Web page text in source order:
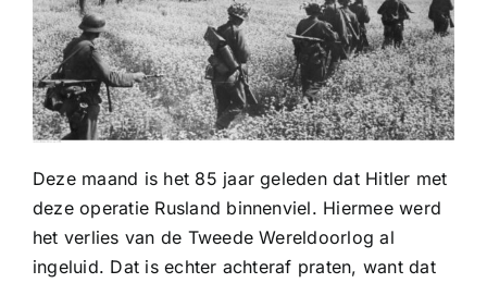
Deze maand is het 85 jaar geleden dat Hitler met
deze operatie Rusland binnenviel. Hiermee werd
het verlies van de Tweede Wereldoorlog al
ingeluid. Dat is echter achteraf praten, want dat